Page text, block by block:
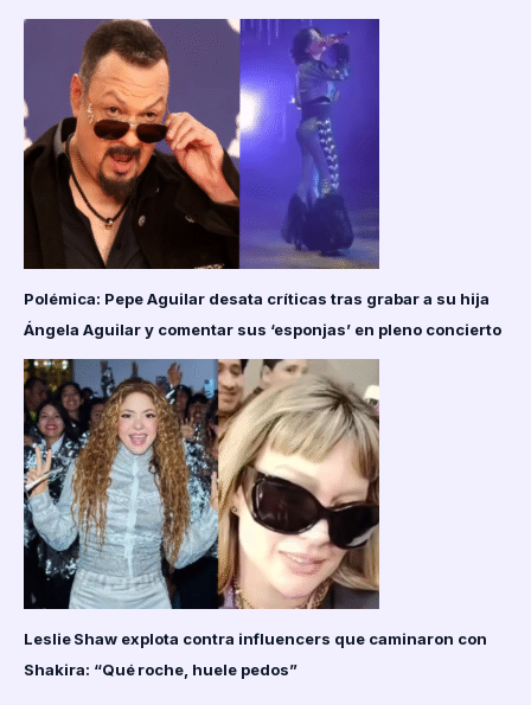
Polémica: Pepe Aguilar desata críticas tras grabar a su hija
Ángela Aguilar y comentar sus ‘esponjas’ en pleno concierto
Leslie Shaw explota contra influencers que caminaron con
Shakira: “Qué roche, huele pedos”